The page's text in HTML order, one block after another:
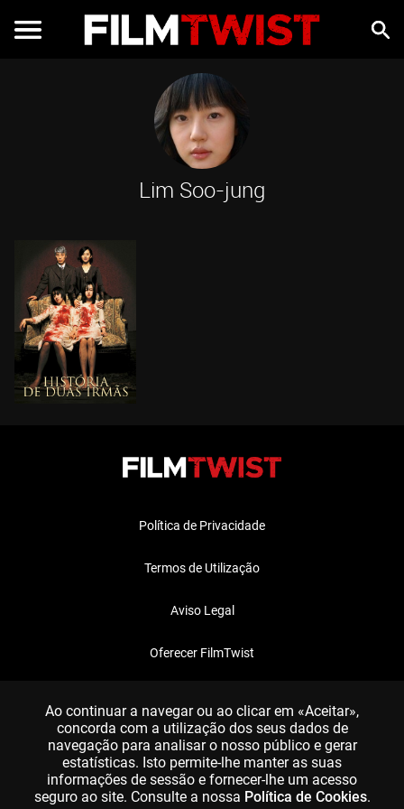
Lim Soo-jung
Política de Privacidade
Termos de Utilização
Aviso Legal
Oferecer FilmTwist
Ao continuar a navegar ou ao clicar em «Aceitar»,
concorda com a utilização dos seus dados de
navegação para analisar o nosso público e gerar
estatísticas. Isto permite-lhe manter as suas
informações de sessão e fornecer-lhe um acesso
seguro ao site. Consulte a nossa Política de Cookies.